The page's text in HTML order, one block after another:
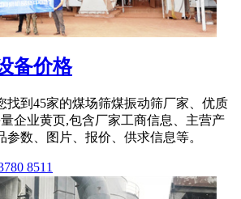
备价格
找到45家的煤场筛煤振动筛厂家、优质
企业黄页,包含厂家工商信息、主营产
参数、图片、报价、供求信息等。
8511